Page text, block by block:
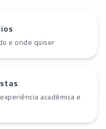
e onde quiser
acadêmica e